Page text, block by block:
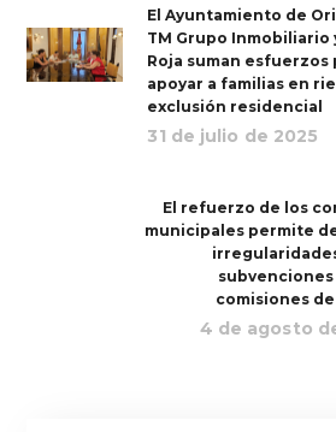
El Ayuntamiento de
TM Grupo Inmobiliario
Roja suman esfuerzos
apoyar a familias en
exclusión residencial
31 de julio de 2025
El refuerzo de los
municipales permite
subvenciones
comisiones
4 de agosto